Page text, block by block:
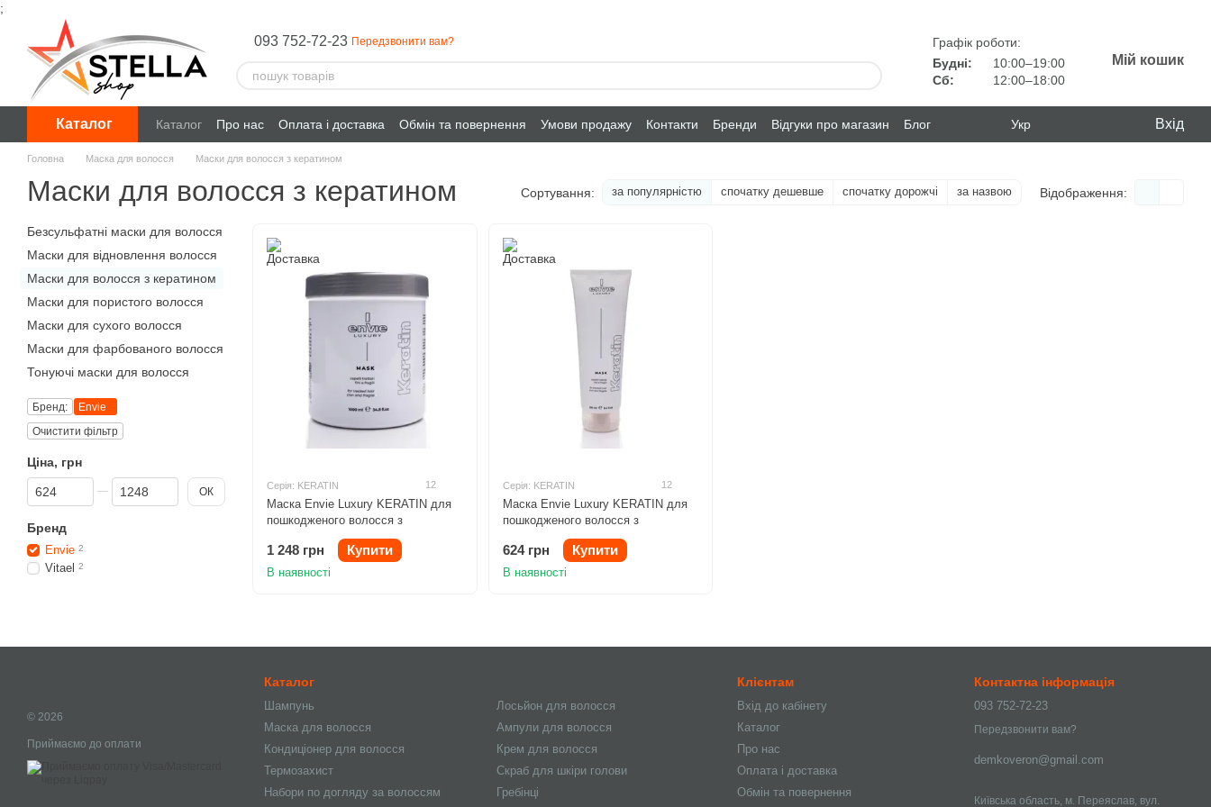
;
Перейти до основного контенту
093 752-72-23 Передзвонити вам?
Графік роботи:
Будні:
10:00–19:00
Сб:
12:00–18:00
Мій кошик
Каталог Каталог Про нас Оплата і доставка Обмін та повернення Умови продажу Контакти Бренди Відгуки про магазин Блог Укр Вхід
Головна Маска для волосся Маски для волосся з кератином
Маски для волосся з кератином Сортування: за популярністю спочатку дешевше спочатку дорожчі за назвою Відображення:
Серія: KERATIN 12
Маска Envie Luxury KERATIN для
пошкодженого волосся з
кератином 1000ml
1 248 грн Купити
В наявності
Серія: KERATIN 12
Маска Envie Luxury KERATIN для
пошкодженого волосся з
кератином 250ml
624 грн Купити
В наявності
Безсульфатні маски для волосся
Маски для відновлення волосся
Маски для волосся з кератином
Маски для пористого волосся
Маски для сухого волосся
Маски для фарбованого волосся
Тонуючі маски для волосся
Бренд:
Envie
Очистити фільтр
Ціна, грн
Від Ціна, грн
До Ціна, грн ОК
Бренд
Envie 2
Vitael 2
© 2026
Приймаємо до оплати
Каталог
Шампунь
Маска для волосся
Кондиціонер для волосся
Термозахист
Набори по догляду за волоссям
Лосьйон для волосся
Ампули для волосся
Крем для волосся
Скраб для шкіри голови
Гребінці
Клієнтам
Вхід до кабінету
Каталог
Про нас
Оплата і доставка
Обмін та повернення
Контактна інформація
093 752-72-23
Передзвонити вам?
demkoveron@gmail.com
Київська область, м. Переяслав, вул.